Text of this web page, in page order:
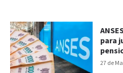
27 de
para